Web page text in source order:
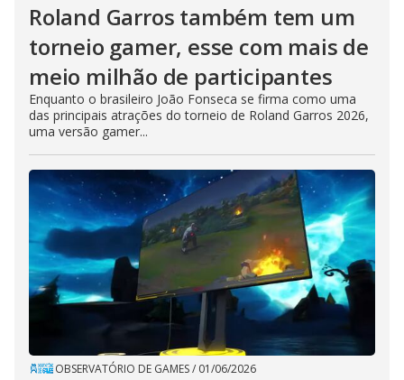
Roland Garros também tem um
torneio gamer, esse com mais de
meio milhão de participantes
Enquanto o brasileiro João Fonseca se firma como uma
das principais atrações do torneio de Roland Garros 2026,
uma versão gamer...
OBSERVATÓRIO DE GAMES/ 01/06/2026